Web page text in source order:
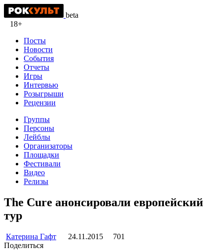
beta
18+
Посты
Новости
События
Отчеты
Игры
Интервью
Розыгрыши
Рецензии
Группы
Персоны
Лейблы
Организаторы
Площадки
Фестивали
Видео
Релизы
The Cure анонсировали европейский
тур
Катерина Гафт 24.11.2015
701
Поделиться